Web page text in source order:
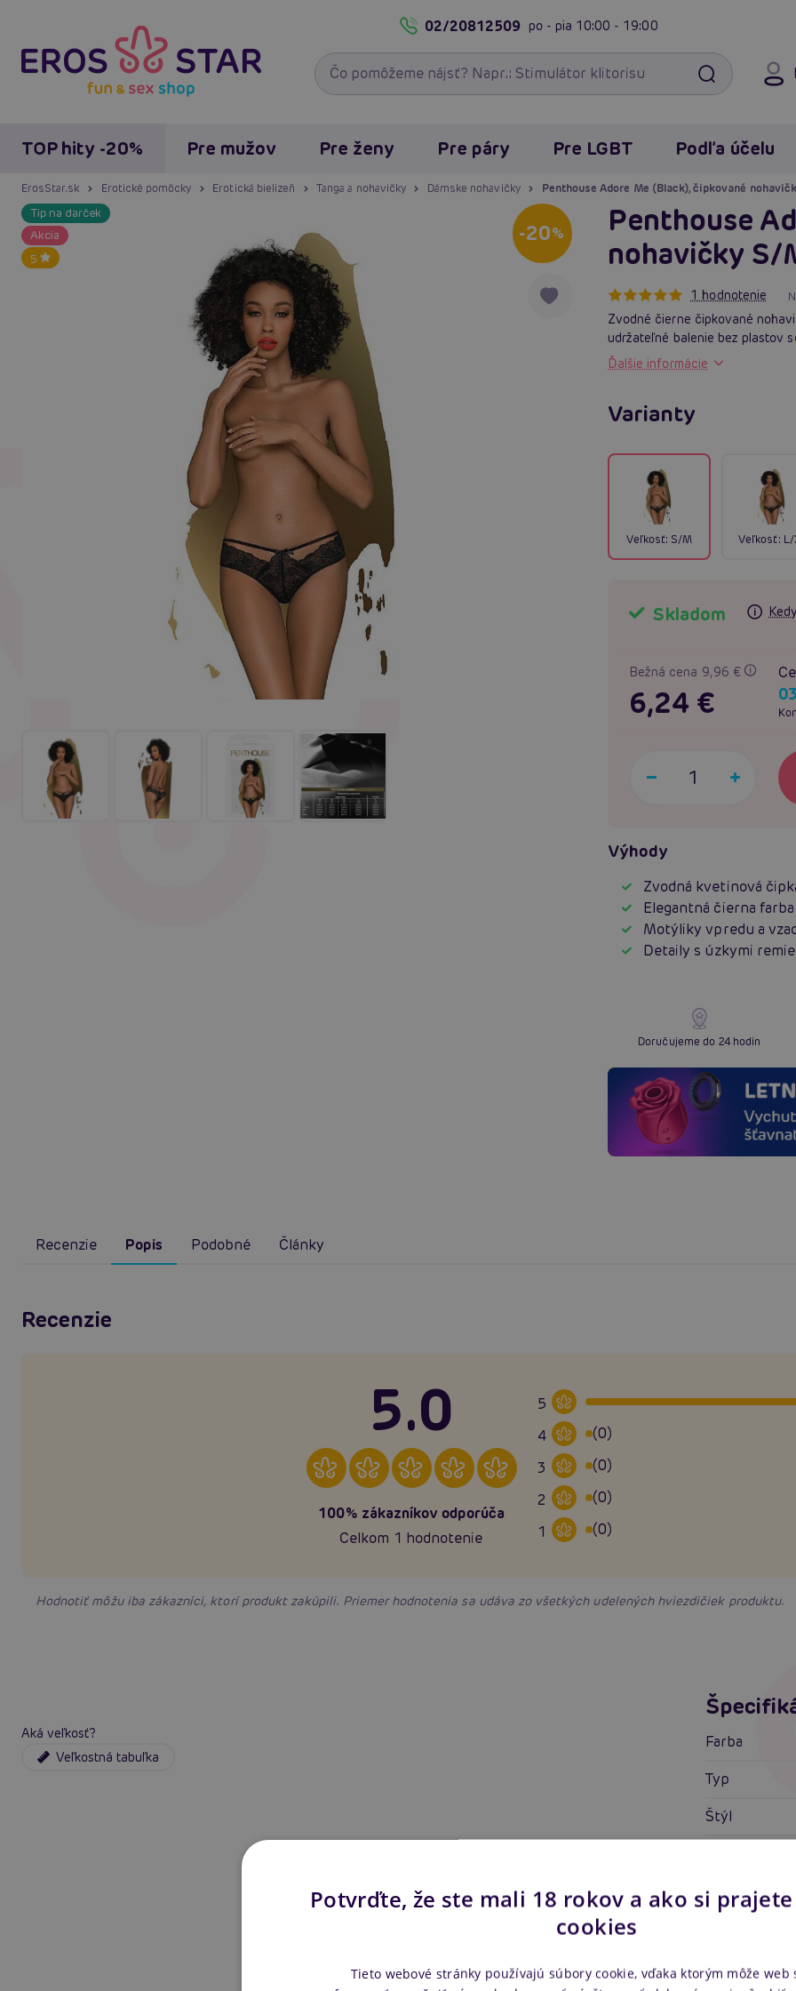
02/20812509 po - pia 10:00 - 19:00
TOP hity -20% Pre mužov Pre ženy Pre páry Pre LGBT Podľa účelu
ErosStar.sk Erotické pomôcky Erotická bielizeň Tanga a nohavičky Dámske nohavičky Penthouse Adore Me (Black), čipkované
Tip na darček
Akcia
5
-20%
Penthouse
nohavičky S/
1 hodnotenie
Zvodné čierne čipkované
udržateľné balenie bez plastov
Ďalšie informácie
Varianty
Veľkosť: S/M Veľkosť: L/
Skladom
Bežná cena 9,96 €
6,24 €
Výhody
Zvodná kvetinová
Elegantná čierna farba
Motýliky vpredu a
Detaily s úzkymi
Doručujeme do 24 hodín
Recenzie Popis Podobné Články
Recenzie
5.0
100% zákazníkov odporúča
Celkom 1 hodnotenie
5
4
(0)
3
(0)
2
(0)
1
(0)
Hodnotiť môžu iba zákazníci, ktorí produkt zakúpili. Priemer hodnotenia sa udáva zo všetkých udelených hviezdičiek produktu.
Aká veľkosť?
Veľkostná tabuľka
Farba
Typ
Štýl
Detaily
Potvrďte, že ste mali 18 rokov a ako si
cookies
Tieto webové stránky používajú súbory cookie, vďaka ktorým môže web